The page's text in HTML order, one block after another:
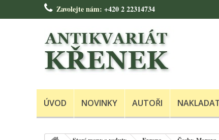
Zavolejte nám: +420 2 22314734
ÚVOD NOVINKY AUTOŘI